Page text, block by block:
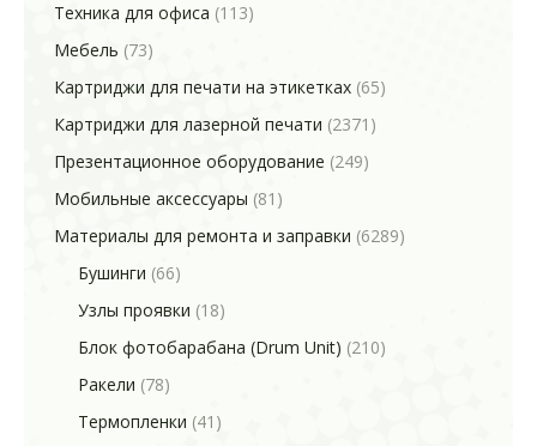
Техника для офиса (113)
Мебель (73)
Картриджи для печати на этикетках (65)
Картриджи для лазерной печати (2371)
Презентационное оборудование (249)
Мобильные аксессуары (81)
Материалы для ремонта и заправки (6289)
Бушинги (66)
Узлы проявки (18)
Блок фотобарабана (Drum Unit) (210)
Ракели (78)
Термопленки (41)